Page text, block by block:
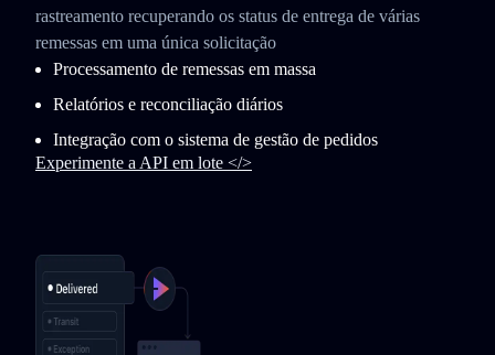
rastreamento recuperando os status de entrega de várias
remessas em uma única solicitação
Processamento de remessas em massa
Relatórios e reconciliação diários
Integração com o sistema de gestão de pedidos
Experimente a API em lote </>